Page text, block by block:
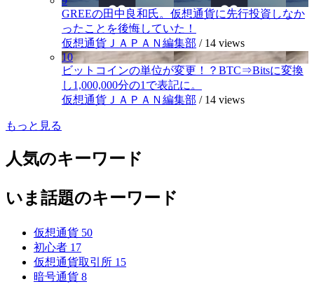
GREEの田中良和氏。仮想通貨に先行投資しなか
ったことを後悔していた！
仮想通貨ＪＡＰＡＮ編集部 / 14 views
10
ビットコインの単位が変更！？BTC⇒Bitsに変換
し1,000,000分の1で表記に。
仮想通貨ＪＡＰＡＮ編集部 / 14 views
もっと見る
人気のキーワード
いま話題のキーワード
仮想通貨 50
初心者 17
仮想通貨取引所 15
暗号通貨 8